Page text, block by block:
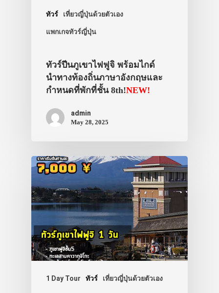
ทัวร์ เที่ยวญี่ปุ่นด้วยตัวเอง
แพกเกจทัวร์ญี่ปุ่น
ทัวร์ปีนภูเขาไฟฟูจิ พร้อมไกด์
นำทางท้องถิ่นภาษาอังกฤษและ
กำหนดที่พักที่ชั้น 8th!NEW!
admin
May 28, 2025
1 Day Tour ทัวร์ เที่ยวญี่ปุ่นด้วยตัวเอง